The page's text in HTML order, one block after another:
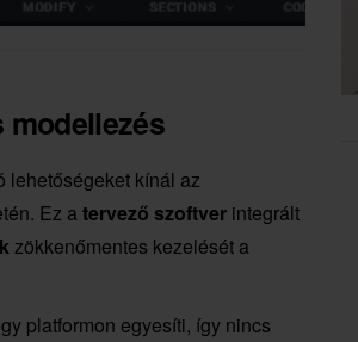
modellezés
lehetőségeket kínál az
Ez atervező szoftver integrált
zökkenőmentes kezelését a
platformon egyesíti, így nincs